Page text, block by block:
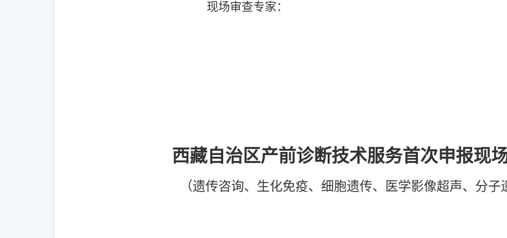
现场审查专家：
西藏自治区产前诊断技术服务首次申报现
（遗传咨询、生化免疫、细胞遗传、医学影像超声、分子